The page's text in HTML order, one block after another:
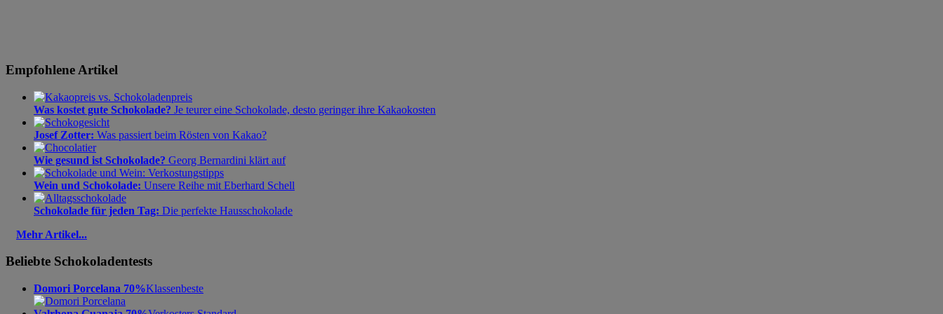
Empfohlene Artikel
Was kostet gute Schokolade? Je teurer eine Schokolade, desto geringer ihre Kakaokosten
Josef Zotter: Was passiert beim Rösten von Kakao?
Wie gesund ist Schokolade? Georg Bernardini klärt auf
Wein und Schokolade: Unsere Reihe mit Eberhard Schell
Schokolade für jeden Tag: Die perfekte Hausschokolade
Mehr Artikel...
Beliebte Schokoladentests
Domori Porcelana 70%Klassenbeste